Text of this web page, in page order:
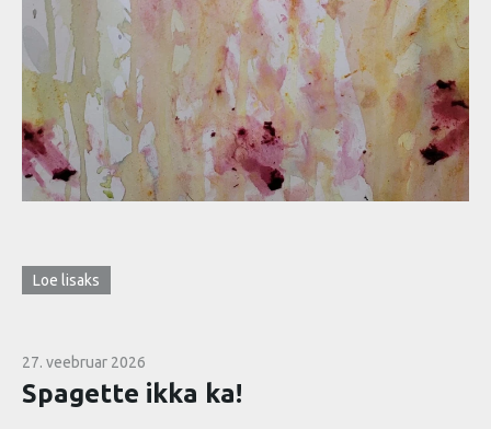
Loe lisaks
27. veebruar 2026
Spagette ikka ka!